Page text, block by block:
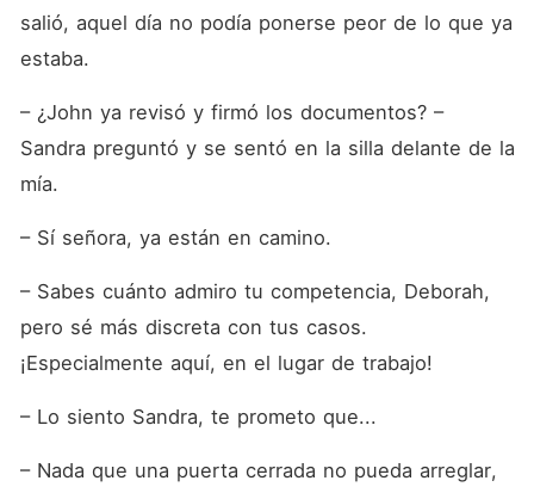
salió, aquel día no podía ponerse peor de lo que ya
estaba.
– ¿John ya revisó y firmó los documentos? –
Sandra preguntó y se sentó en la silla delante de la
mía.
– Sí señora, ya están en camino.
– Sabes cuánto admiro tu competencia, Deborah,
pero sé más discreta con tus casos.
¡Especialmente aquí, en el lugar de trabajo!
– Lo siento Sandra, te prometo que...
– Nada que una puerta cerrada no pueda arreglar,